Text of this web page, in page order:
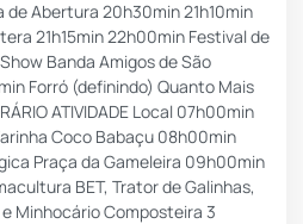
Abertura 20h30min 21h10min
21h15min 22h00min Festival de
Banda Amigos de São
Forró (definindo) Quanto Mais
ATIVIDADE Local 07h00min
Coco Babaçu 08h00min
Praça da Gameleira 09h00min
BET, Trator de Galinhas,
Minhocário Composteira 3